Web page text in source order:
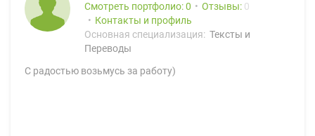
Смотреть портфолио: 0 Отзывы: 0
Контакты и профиль
Основная специализация: Тексты и
Переводы
С радостью возьмусь за работу)